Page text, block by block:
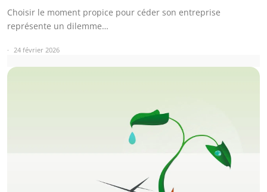
Choisir le moment propice pour céder son entreprise
représente un dilemme…
24 février 2026